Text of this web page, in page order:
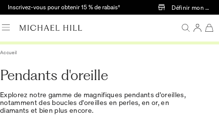
Passer au contenu principal
Inscrivez-vous pour obtenir 15 % de rabais† Définir mon
Accueil
Pendants d'oreille
Explorez notre gamme de magnifiques pendants d'oreilles,
notamment des boucles d'oreilles en perles, en or, en
diamants et bien plus encore.